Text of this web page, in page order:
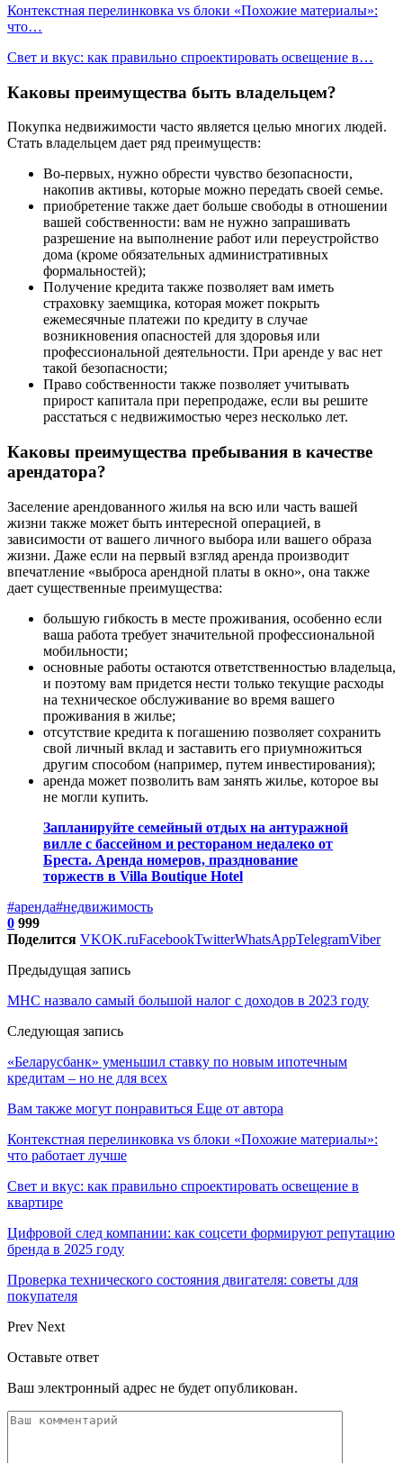
Контекстная перелинковка vs блоки «Похожие материалы»:
что…
Свет и вкус: как правильно спроектировать освещение в…
Каковы преимущества быть владельцем?
Покупка недвижимости часто является целью многих людей.
Стать владельцем дает ряд преимуществ:
Во-первых, нужно обрести чувство безопасности,
накопив активы, которые можно передать своей семье.
приобретение также дает больше свободы в отношении
вашей собственности: вам не нужно запрашивать
разрешение на выполнение работ или переустройство
дома (кроме обязательных административных
формальностей);
Получение кредита также позволяет вам иметь
страховку заемщика, которая может покрыть
ежемесячные платежи по кредиту в случае
возникновения опасностей для здоровья или
профессиональной деятельности. При аренде у вас нет
такой безопасности;
Право собственности также позволяет учитывать
прирост капитала при перепродаже, если вы решите
расстаться с недвижимостью через несколько лет.
Каковы преимущества пребывания в качестве
арендатора?
Заселение арендованного жилья на всю или часть вашей
жизни также может быть интересной операцией, в
зависимости от вашего личного выбора или вашего образа
жизни. Даже если на первый взгляд аренда производит
впечатление «выброса арендной платы в окно», она также
дает существенные преимущества:
большую гибкость в месте проживания, особенно если
ваша работа требует значительной профессиональной
мобильности;
основные работы остаются ответственностью владельца,
и поэтому вам придется нести только текущие расходы
на техническое обслуживание во время вашего
проживания в жилье;
отсутствие кредита к погашению позволяет сохранить
свой личный вклад и заставить его приумножиться
другим способом (например, путем инвестирования);
аренда может позволить вам занять жилье, которое вы
не могли купить.
Запланируйте семейный отдых на антуражной
вилле с бассейном и рестораном недалеко от
Бреста. Аренда номеров, празднование
торжеств в Villa Boutique Hotel
#аренда#недвижимость
0 999
Поделится VKOK.ruFacebookTwitterWhatsAppTelegramViber
Предыдущая запись
МНС назвало самый большой налог с доходов в 2023 году
Следующая запись
«Беларусбанк» уменьшил ставку по новым ипотечным
кредитам – но не для всех
Вам также могут понравиться Еще от автора
Контекстная перелинковка vs блоки «Похожие материалы»:
что работает лучше
Свет и вкус: как правильно спроектировать освещение в
квартире
Цифровой след компании: как соцсети формируют репутацию
бренда в 2025 году
Проверка технического состояния двигателя: советы для
покупателя
Prev Next
Оставьте ответ
Ваш электронный адрес не будет опубликован.